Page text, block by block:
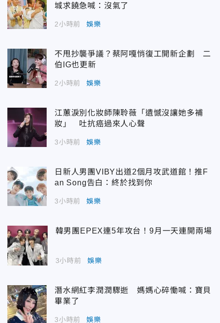
城求饒急喊：沒氣了
2小時前 娛樂
不甩抄襲爭議？蔡阿嘎悄復工開新企劃 二
伯IG也更新
2小時前 娛樂
江蕙淚別化妝師陳聆薇「遺憾沒讓她多補
妝」 吐抗癌過來人心聲
3小時前 娛樂
日新人男團VIBY出道2個月攻武道館！推F
an Song告白：終於找到你
3小時前 娛樂
韓男團EPEX連5年攻台！9月一天連開兩場
3小時前 娛樂
潛水網紅李潤潤驟逝 媽媽心碎慟喊：寶貝
畢業了
3小時前 娛樂